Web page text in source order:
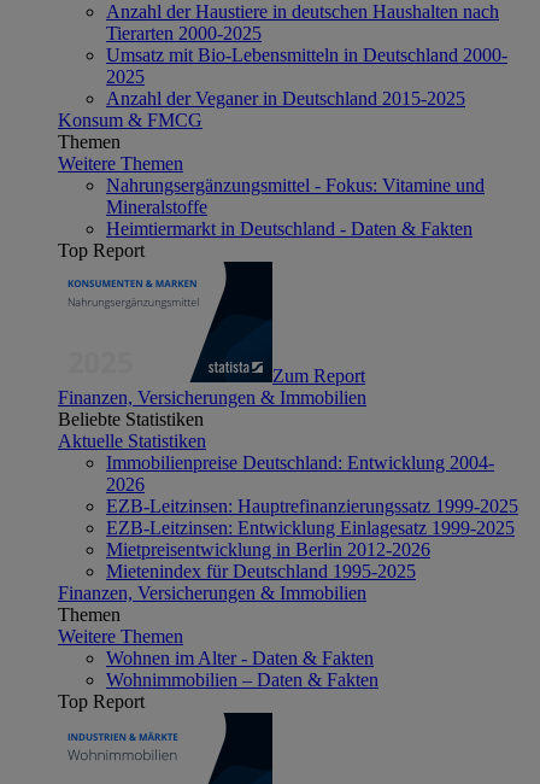
Anzahl der Haustiere in deutschen Haushalten nach
Tierarten 2000-2025
Umsatz mit Bio-Lebensmitteln in Deutschland 2000-
2025
Anzahl der Veganer in Deutschland 2015-2025
Konsum & FMCG
Themen
Weitere Themen
Nahrungsergänzungsmittel - Fokus: Vitamine und
Mineralstoffe
Heimtiermarkt in Deutschland - Daten & Fakten
Top Report
Zum Report
Finanzen, Versicherungen & Immobilien
Beliebte Statistiken
Aktuelle Statistiken
Immobilienpreise Deutschland: Entwicklung 2004-
2026
EZB-Leitzinsen: Hauptrefinanzierungssatz 1999-2025
EZB-Leitzinsen: Entwicklung Einlagesatz 1999-2025
Mietpreisentwicklung in Berlin 2012-2026
Mietenindex für Deutschland 1995-2025
Finanzen, Versicherungen & Immobilien
Themen
Weitere Themen
Wohnen im Alter - Daten & Fakten
Wohnimmobilien – Daten & Fakten
Top Report